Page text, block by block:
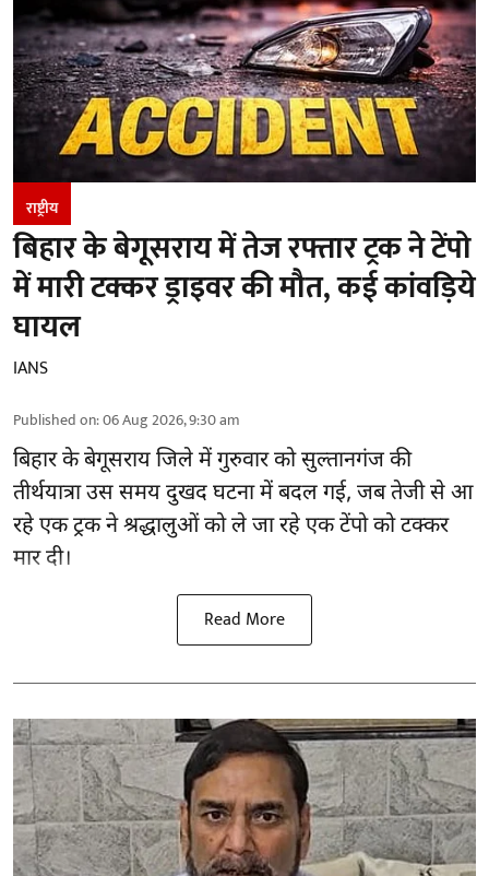
राष्ट्रीय
बिहार के बेगूसराय में तेज रफ्तार ट्रक ने टेंपो
में मारी टक्कर ड्राइवर की मौत, कई कांवड़िये
घायल
IANS
Published on:06 Aug 2026, 9:30 am
बिहारके बेगूसराय जिले में गुरुवार को सुल्तानगंज की
तीर्थयात्रा उस समय दुखद घटना में बदल गई, जब तेजी से आ
रहे एक ट्रक ने श्रद्धालुओं को ले जा रहे एक टेंपो को टक्कर
मार दी।
Read More